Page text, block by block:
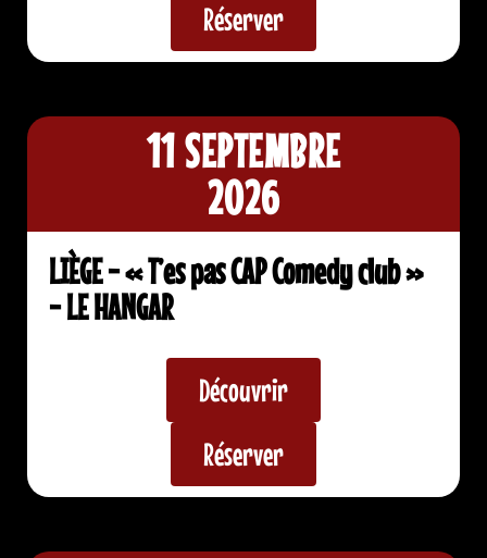
Réserver
11 SEPTEMBRE
2026
LIÈGE - « T’es pas CAP Comedy club »
- LE HANGAR
Découvrir
Réserver